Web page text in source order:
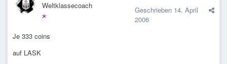
Weltklassecoach Geschrieben 14. April
2006
Je 333 coins
auf LASK